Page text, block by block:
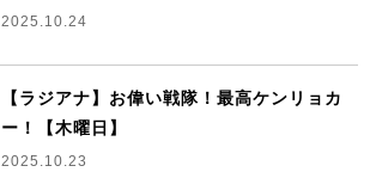
2025.10.24
【ラジアナ】お偉い戦隊！最高ケンリョカ
ー！【木曜日】
2025.10.23